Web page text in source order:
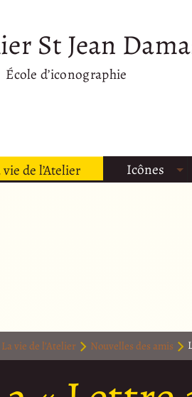
St Jean
École d’iconographie
vie de l’Atelier Icônes
La vie de l’Atelier Nouvelles des amis